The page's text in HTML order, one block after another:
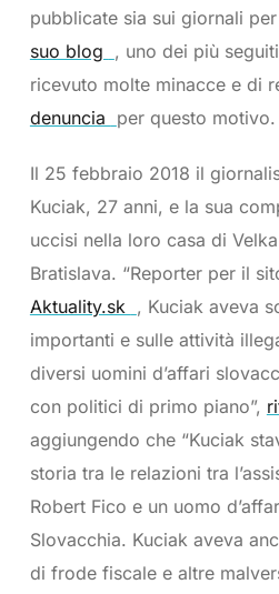
pubblicate sia sui giornali
suo blog , uno dei più
ricevuto molte minacce e di
denuncia per questo motivo.
Il 25 febbraio 2018 il
Kuciak, 27 anni, e la sua
uccisi nella loro casa di
Bratislava. “Reporter per il
Aktuality.sk , Kuciak aveva
importanti e sulle attività
diversi uomini d’affari
con politici di primo piano”,
aggiungendo che “Kuciak
storia tra le relazioni tra
Robert Fico e un uomo
Slovacchia. Kuciak aveva
di frode fiscale e altre